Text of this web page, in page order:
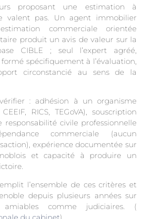
proposant une estimation à
valent pas. Un agent immobilier
commerciale orientée
produit un avis de valeur sur la
CIBLE ; seul l’expert agréé,
spécifiquement à l’évaluation,
circonstancié au sens de la
: adhésion à un organisme
RICS, TEGoVA), souscription
responsabilité civile professionnelle
commerciale (aucun
expérience documentée sur
et capacité à produire un
l’ensemble de ces critères et
depuis plusieurs années sur
comme judiciaires. (
du cabinet)